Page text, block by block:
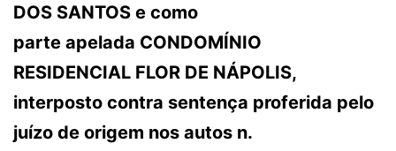
DOS SANTOS e como
parte apelada CONDOMÍNIO
RESIDENCIAL FLOR DE NÁPOLIS,
interposto contra sentença proferida pelo
juízo de origem nos autos n.